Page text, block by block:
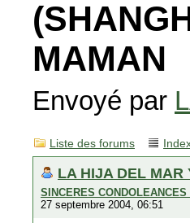
MAMAN
Envoyé par
Liste des forums
LA HIJA DEL MAR
SINCERES
27 septembre 2004, 06:51